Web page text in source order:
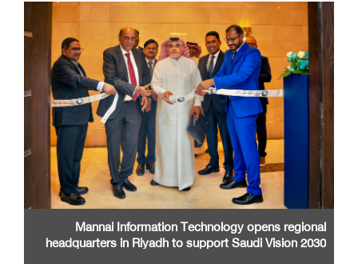
Mannai Information Technology opens regional
headquarters in Riyadh to support Saudi Vision 2030